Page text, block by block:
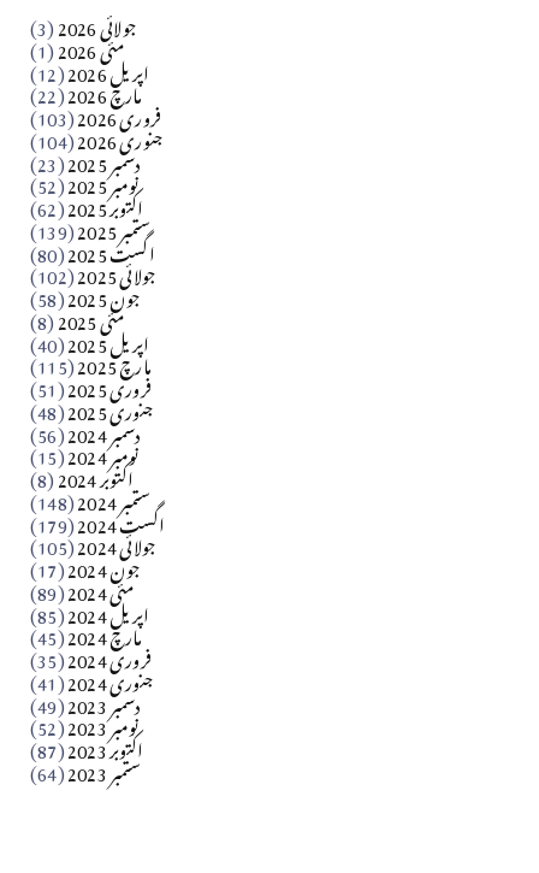
آزاد کشمیر جیسے احتجاج کی ضرورت ہے؟ از،،، ظہیرالدین
جولائی 2026 (3) مئی 2026 (1) اپریل 2026 (12) مارچ 2026 (22) فروری 2026 (103) جنوری 2026 (104) دسمبر 2025 (23) نومبر 2025 (52) اکتوبر 2025 (62) ستمبر 2025 (139) اگست 2025 (80) جولائی 2025 (102) جون 2025 (58) مئی 2025 (8) اپریل 2025 (40) مارچ 2025 (115) فروری 2025 (51) جنوری 2025 (48) دسمبر 2024 (56) نومبر 2024 (15) اکتوبر 2024 (8) ستمبر 2024 (148) اگست 2024 (179) جولائی 2024 (105) جون 2024 (17) مئی 2024 (89) اپریل 2024 (85) مارچ 2024 (45) فروری 2024 (35) جنوری 2024 (41) دسمبر 2023 (49) نومبر 2023 (52) اکتوبر 2023 (87) ستمبر 2023 (64)